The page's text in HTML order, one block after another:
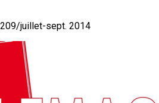
juillet-sept. 2014